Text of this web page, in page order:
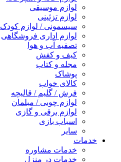
لوازم موسیقی
لوازم تزئینی
سیسمونی / لوازم کودک
لوازم اداری فروشگاهی
تصفیه آب و هوا
کیف و کفش
مجله و کتاب
پوشاک
کالای خواب
فرش / گلیم / قالیچه
لوازم چوبی / مبلمان
لوازم برقی و گازی
اسباب بازی
سایر
خدمات
خدمات مشاوره
خدمات در منزل